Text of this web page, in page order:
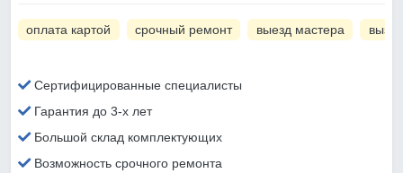
оплата картой срочный ремонт выезд мастера
Сертифицированные специалисты
Гарантия до 3-х лет
Большой склад комплектующих
Возможность срочного ремонта